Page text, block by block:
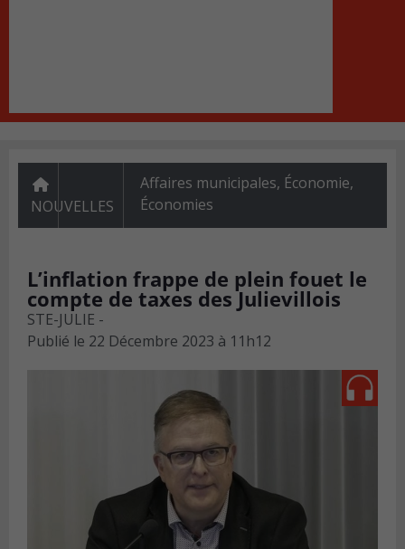
NOUVELLES
Affaires municipales, Économie,
Économies
L’inflation frappe de plein fouet le
compte de taxes des Julievillois
STE-JULIE -
Publié le 22 Décembre 2023 à 11h12